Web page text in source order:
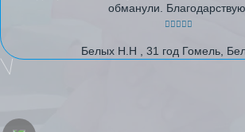
обманули. Благодарствую.
Белых Н.Н , 31 год Гомель,